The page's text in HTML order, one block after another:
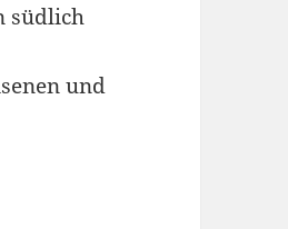
südlich
und